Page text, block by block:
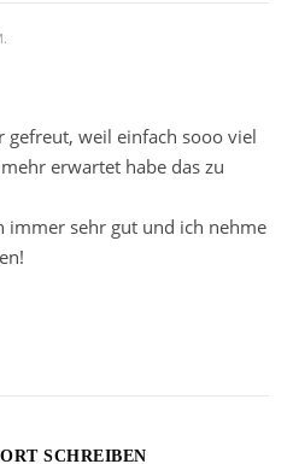
gefreut, weil einfach sooo viel
erwartet habe das zu
immer sehr gut und ich nehme
SCHREIBEN